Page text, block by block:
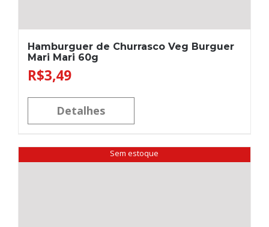
Hamburguer de Churrasco Veg Burguer
Mari Mari 60g
R$3,49
Detalhes
Sem estoque